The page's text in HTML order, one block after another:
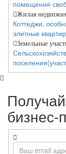
помещения
Жилая
Коттеджи,
элитные
Земельные
бизнес-